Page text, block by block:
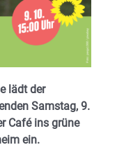
lädt der
Samstag, 9.
Café ins grüne
ein.